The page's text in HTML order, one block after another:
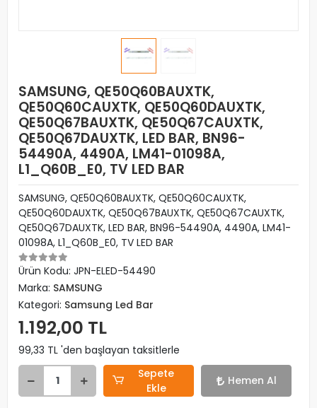
SAMSUNG, QE50Q60BAUXTK,
QE50Q60CAUXTK, QE50Q60DAUXTK,
QE50Q67BAUXTK, QE50Q67CAUXTK,
QE50Q67DAUXTK, LED BAR, BN96-
54490A, 4490A, LM41-01098A,
L1_Q60B_E0, TV LED BAR
SAMSUNG, QE50Q60BAUXTK, QE50Q60CAUXTK,
QE50Q60DAUXTK, QE50Q67BAUXTK, QE50Q67CAUXTK,
QE50Q67DAUXTK, LED BAR, BN96-54490A, 4490A, LM41-
01098A, L1_Q60B_E0, TV LED BAR
Ürün Kodu: JPN-ELED-54490
Marka: SAMSUNG
Kategori: Samsung Led Bar
1.192,00 TL
99,33 TL 'den başlayan taksitlerle
Sepete
Ekle
Hemen Al